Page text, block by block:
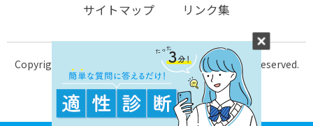
サイトマップ
リンク集
Copyright © 2004-2026 KTC-school.com All Rights Reserved.